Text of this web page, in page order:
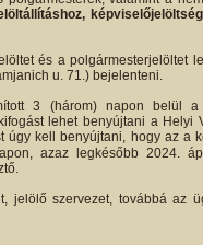
és a polgármesterjelöltet
u. 71.) bejelenteni.
3 (három) napon belül
lehet benyújtani a Helyi
úgy kell benyújtani, hogy az a
azaz legkésőbb 2024.
jelölő szervezet, továbbá az